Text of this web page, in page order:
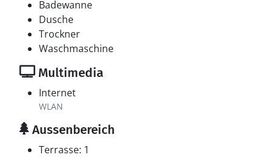
Badewanne
Dusche
Trockner
Waschmaschine
Multimedia
Internet
WLAN
Aussenbereich
Terrasse: 1